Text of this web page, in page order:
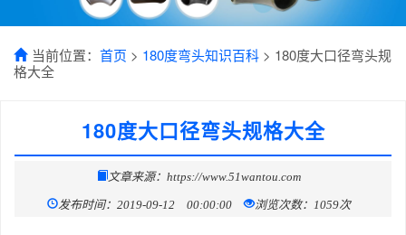
当前位置： 首页 > 180度弯头知识百科 > 180度大口径弯头规
格大全
180度大口径弯头规格大全
文章来源：https://www.51wantou.com
发布时间：2019-09-12 00:00:00 浏览次数：1059次